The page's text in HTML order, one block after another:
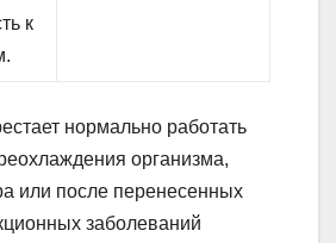
к
нормально работать
организма,
или после перенесенных
заболеваний